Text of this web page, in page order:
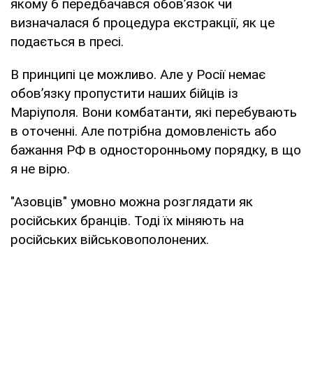
якому б передбачався обов’язок чи
визначалася б процедура екстракції, як це
подається в пресі.
В принципі це можливо. Але у Росії немає
обов’язку пропустити наших бійців із
Маріуполя. Вони комбатанти, які перебувають
в оточенні. Але потрібна домовленість або
бажання РФ в односторонньому порядку, в що
я не вірю.
"Азовців" умовно можна розглядати як
російських бранців. Тоді їх міняють на
російських військовополонених.